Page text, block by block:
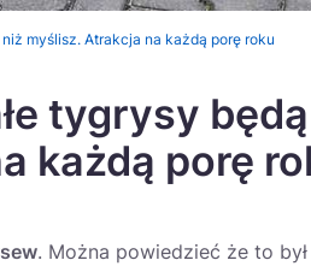
myślisz. Atrakcja na każdą porę roku
tygrysy
każdą porę
. Można powiedzieć że to